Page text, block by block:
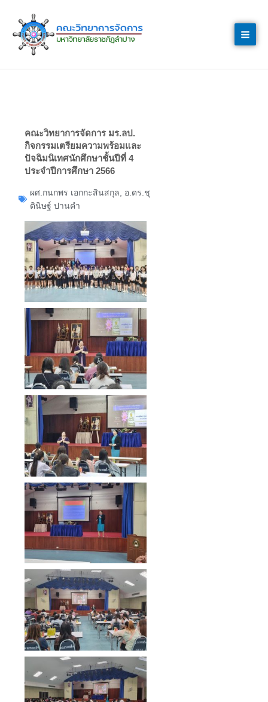
content
คณะวิทยาการจัดการ มร.ลป.
กิจกรรมเตรียมความพร้อมและ
ปัจฉิมนิเทศนักศึกษาชั้นปีที่ 4
ประจำปีการศึกษา 2566
ผศ.กนกพร เอกกะสินสกุล
อ.ดร.ชุ
ตินิษฐ์ ปานคำ